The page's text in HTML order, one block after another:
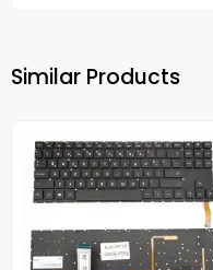
Similar Products